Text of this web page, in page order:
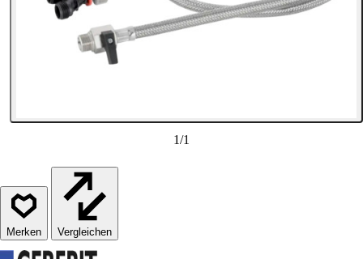
1/1
Vergleichen